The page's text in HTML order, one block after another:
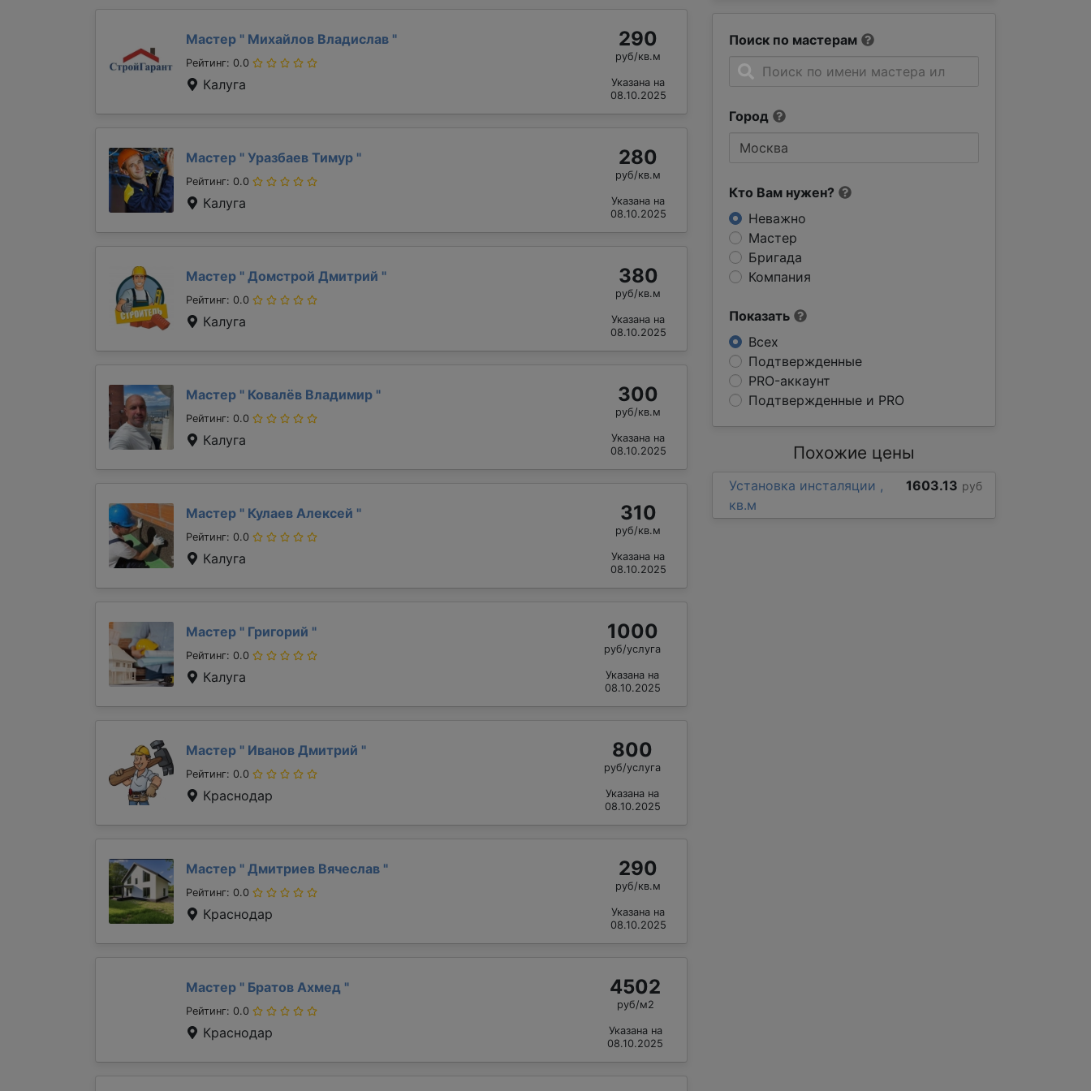
Поиск по мастерам
Город
Кто Вам нужен?
Неважно
Мастер
Бригада
Компания
Показать
Всех
Подтвержденные
PRO-аккаунт
Подтвержденные и PRO
Мастер " Михайлов Владислав "
Рейтинг: 0.0
Калуга
290
руб/кв.м
Указана на
08.10.2025
Мастер " Уразбаев Тимур "
Рейтинг: 0.0
Калуга
280
руб/кв.м
Указана на
08.10.2025
Мастер " Домстрой Дмитрий "
Рейтинг: 0.0
Калуга
380
руб/кв.м
Указана на
08.10.2025
Мастер " Ковалёв Владимир "
Рейтинг: 0.0
Калуга
300
руб/кв.м
Указана на
08.10.2025
Мастер " Кулаев Алексей "
Рейтинг: 0.0
Калуга
310
руб/кв.м
Указана на
08.10.2025
Мастер " Григорий "
Рейтинг: 0.0
Калуга
1000
руб/услуга
Указана на
08.10.2025
Мастер " Иванов Дмитрий "
Рейтинг: 0.0
Краснодар
800
руб/услуга
Указана на
08.10.2025
Мастер " Дмитриев Вячеслав "
Рейтинг: 0.0
Краснодар
290
руб/кв.м
Указана на
08.10.2025
Мастер " Братов Ахмед "
Рейтинг: 0.0
Краснодар
4502
руб/м2
Указана на
08.10.2025
Похожие цены
Установка инсталяции ,
кв.м
1603.13 руб